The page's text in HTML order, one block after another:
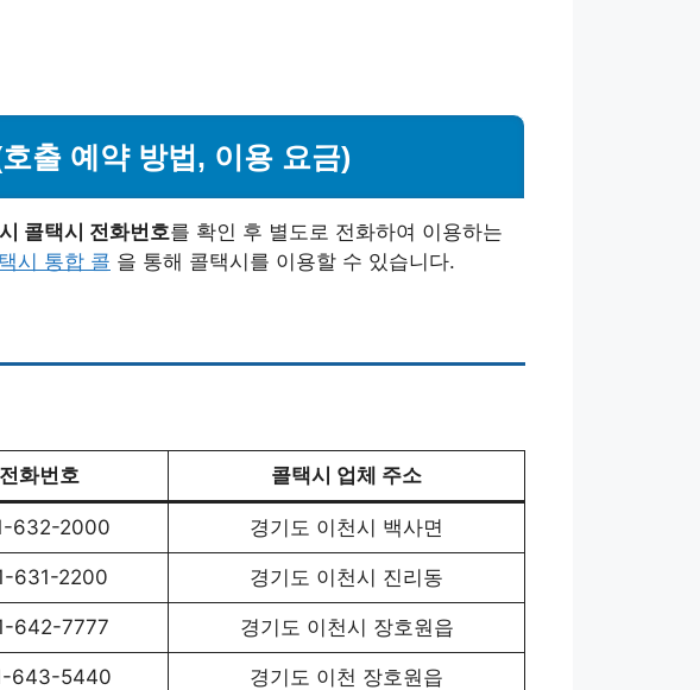
출 예약 방법, 이용 요금)
콜택시 전화번호를 확인 후 별도로 전화하여 이용하는
시 통합 콜 을 통해 콜택시를 이용할 수 있습니다.
전화번호 콜택시 업체 주소
632-2000 경기도 이천시 백사면
631-2200 경기도 이천시 진리동
642-7777 경기도 이천시 장호원읍
643-5440 경기도 이천 장호원읍